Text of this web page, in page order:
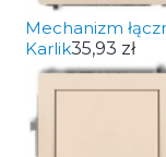
Mechanizm
Karlik35,93 zł